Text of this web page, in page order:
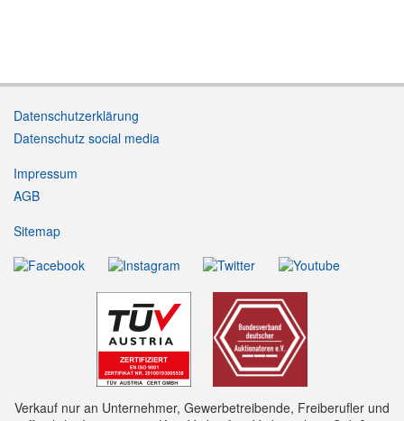
Datenschutzerklärung
Datenschutz social media
Impressum
AGB
Sitemap
Verkauf nur an Unternehmer, Gewerbetreibende, Freiberufler und